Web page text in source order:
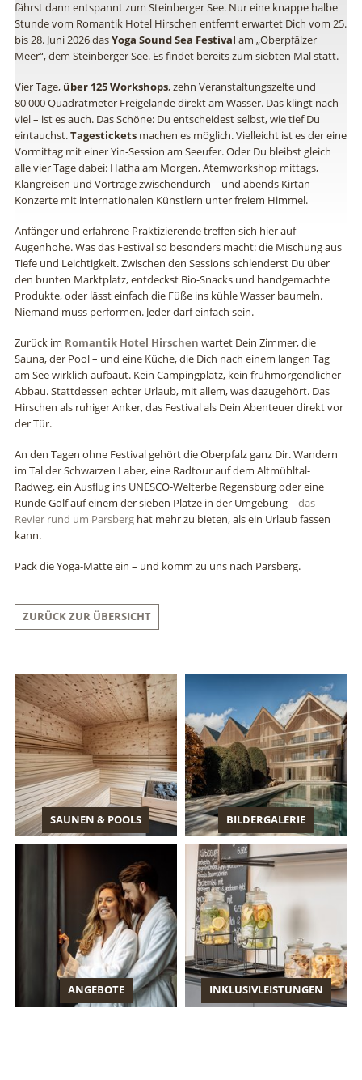
fährst dann entspannt zum Steinberger See. Nur eine knappe halbe
Stunde vom Romantik Hotel Hirschen entfernt erwartet Dich vom 25.
bis 28. Juni 2026 dasYoga Sound Sea Festival am „Oberpfälzer
Meer“, dem Steinberger See. Es findet bereits zum siebten Mal statt.
Vier Tage, über 125 Workshops, zehn Veranstaltungszelte und
80 000 Quadratmeter Freigelände direkt am Wasser. Das klingt nach
viel – ist es auch. Das Schöne: Du entscheidest selbst, wie tief Du
eintauchst.Tagestickets machen es möglich. Vielleicht ist es der eine
Vormittag mit einer Yin-Session am Seeufer. Oder Du bleibst gleich
alle vier Tage dabei: Hatha am Morgen, Atemworkshop mittags,
Klangreisen und Vorträge zwischendurch – und abends Kirtan-
Konzerte mit internationalen Künstlern unter freiem Himmel.
Anfänger und erfahrene Praktizierende treffen sich hier auf
Augenhöhe. Was das Festival so besonders macht: die Mischung aus
Tiefe und Leichtigkeit. Zwischen den Sessions schlenderst Du über
den bunten Marktplatz, entdeckst Bio-Snacks und handgemachte
Produkte, oder lässt einfach die Füße ins kühle Wasser baumeln.
Niemand muss performen. Jeder darf einfach sein.
Zurück im Romantik Hotel Hirschen wartet Dein Zimmer, die
Sauna, der Pool – und eine Küche, die Dich nach einem langen Tag
am See wirklich aufbaut. Kein Campingplatz, kein frühmorgendlicher
Abbau. Stattdessen echter Urlaub, mit allem, was dazugehört. Das
Hirschen als ruhiger Anker, das Festival als Dein Abenteuer direkt vor
der Tür.
An den Tagen ohne Festival gehört die Oberpfalz ganz Dir. Wandern
im Tal der Schwarzen Laber, eine Radtour auf dem Altmühltal-
Radweg, ein Ausflug ins UNESCO-Welterbe Regensburg oder eine
Runde Golf auf einem der sieben Plätze in der Umgebung –das
Revier rund um Parsberg hat mehr zu bieten, als ein Urlaub fassen
kann.
Pack die Yoga-Matte ein – und komm zu uns nach Parsberg.
ZURÜCK ZUR ÜBERSICHT
SAUNEN & POOLS BILDERGALERIE
ANGEBOTE INKLUSIVLEISTUNGEN